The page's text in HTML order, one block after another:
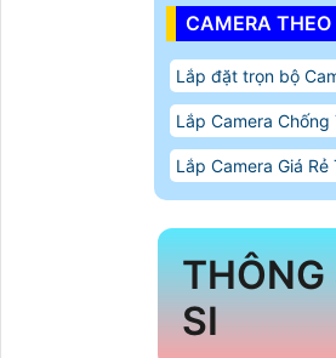
CAMERA THEO
Lắp đặt trọn bộ
Lắp Camera Chống
Lắp Camera Giá
SI